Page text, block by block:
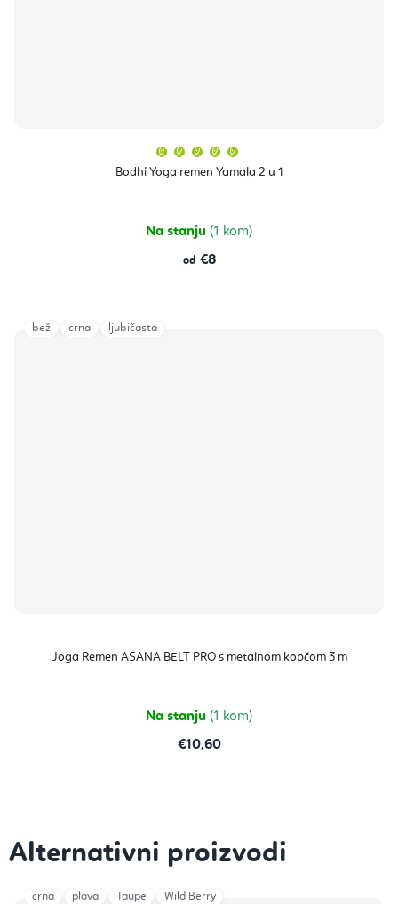
Bodhi Yoga remen Yamala 2 u 1
proizvoda
je
zvjezdica.
Na stanju (1 kom)
od €8
Joga Remen ASANA BELT PRO s metalnom kopčom 3 m
Na stanju (1 kom)
€10,60
bež crna ljubičasta
crna plava Taupe Wild Berry